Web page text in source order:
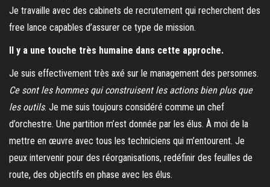
Je travaille avec des cabinets de recrutement qui recherchent des
free lance capables d’assurer ce type de mission.
Il y a une touche très humaine dans cette approche.
Je suis effectivement très axé sur le management des personnes.
Ce sont les hommes qui construisent les actions bien plus que
les outils. Je me suis toujours considéré comme un chef
d’orchestre. Une partition m’est donnée par les élus. À moi de la
mettre en œuvre avec tous les techniciens qui m’entourent. Je
peux intervenir pour des réorganisations, redéfinir des feuilles de
route, des objectifs en phase avec les élus.